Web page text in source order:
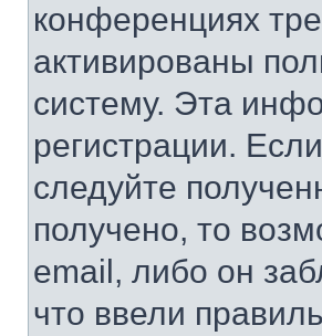
конференциях
активированы
систему. Эта
регистрации.
следуйте
получено, то
email, либо он
что ввели